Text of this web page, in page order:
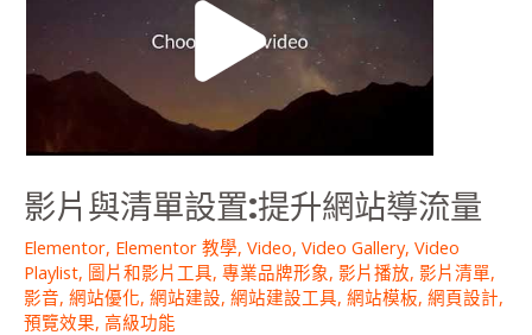
影片與清單設置:提升網站導流量
Elementor, Elementor 教學, Video, Video Gallery, Video
Playlist, 圖片和影片工具, 專業品牌形象, 影片播放, 影片清單,
影音, 網站優化, 網站建設, 網站建設工具, 網站模板, 網頁設計,
預覽效果, 高級功能
設
升
站
導
流
量